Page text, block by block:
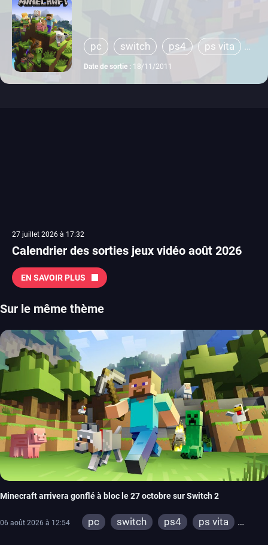
pc switch ps4
ps vita
xbox one
wiiu
Date de sortie : 18/11/2011
27 juillet 2026 à 17:32
Calendrier des sorties jeux vidéo août 2026
EN SAVOIR PLUS
Sur le même thème
Minecraft arrivera gonflé à bloc le 27 octobre sur Switch 2
06 août 2026 à 12:54 pc switch ps4
ps vita